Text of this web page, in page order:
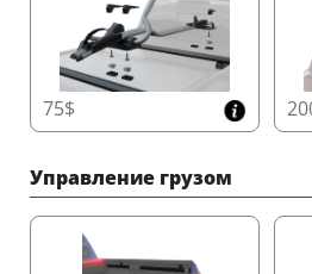
75$
Управление грузом